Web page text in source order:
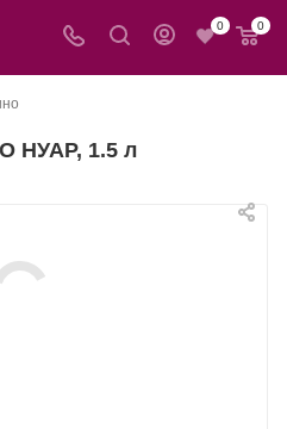
0 0
НУАР, 1.5 л